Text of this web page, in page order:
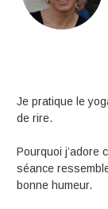
Je pratique le
de rire.
Pourquoi j’adore
séance
bonne humeur.